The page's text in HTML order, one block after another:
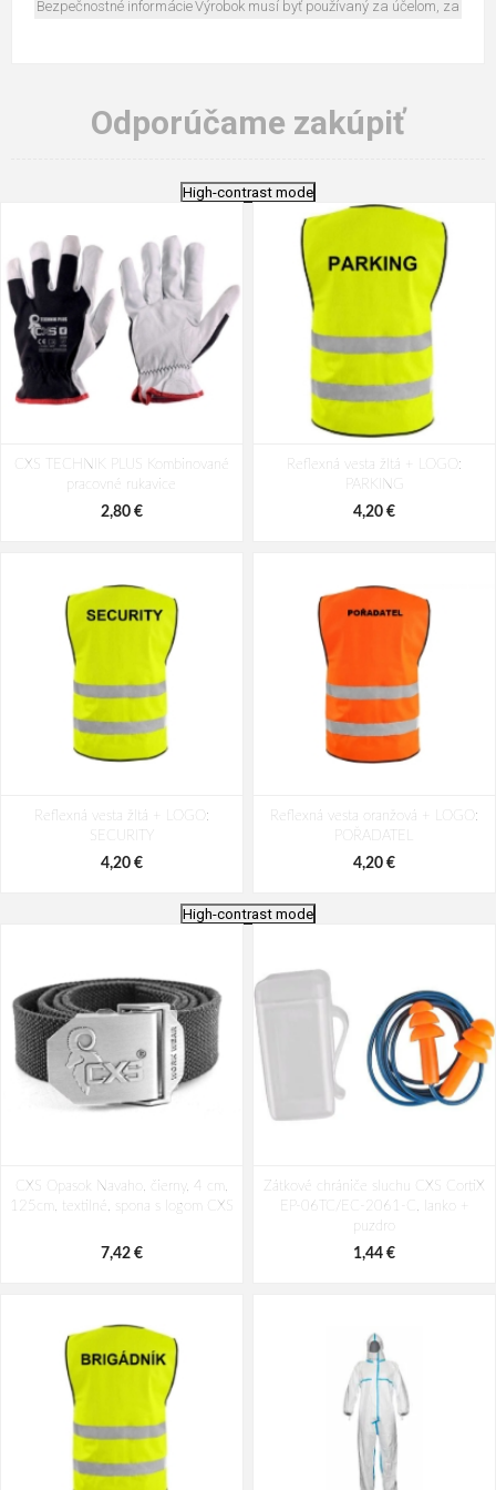
Bezpečnostné informácieVýrobok musí byť používaný za účelom, za
Odporúčame zakúpiť
High-contrast mode
CXS TECHNIK PLUS Kombinované
pracovné rukavice
2,80 €
Reflexná vesta žltá + LOGO:
PARKING
4,20 €
Reflexná vesta žltá + LOGO:
SECURITY
4,20 €
Reflexná vesta oranžová + LOGO:
POŘADATEL
4,20 €
VISITOR
4,20 € 3,77 €
High-contrast mode
CXS Opasok Navaho, čierny, 4 cm,
125cm, textilné, spona s logom CXS
7,42 €
Zátkové chrániče sluchu CXS CortiX
EP-06TC/EC-2061-C, lanko +
puzdro
1,44 €